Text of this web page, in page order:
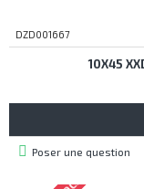
DZD001667
10X45
Poser une question